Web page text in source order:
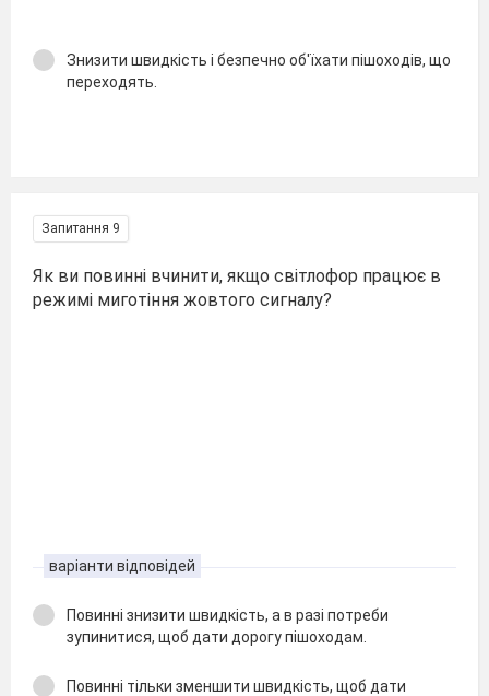
Знизити швидкість і безпечно об'їхати пішоходів, що
переходять.
Запитання 9
Як ви повинні вчинити, якщо світлофор працює в
режимі миготіння жовтого сигналу?
варіанти відповідей
Повинні знизити швидкість, а в разі потреби
зупинитися, щоб дати дорогу пішоходам.
Повинні тільки зменшити швидкість, щоб дати